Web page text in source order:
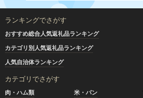
ランキングでさがす
おすすめ総合人気返礼品ランキング
カテゴリ別人気返礼品ランキング
人気自治体ランキング
カテゴリでさがす
肉・ハム類 米・パン